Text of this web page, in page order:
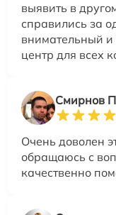
выявить в
справились за
внимательный и
центр для всех
Смирнов
Очень доволен
обращаюсь с
качественно